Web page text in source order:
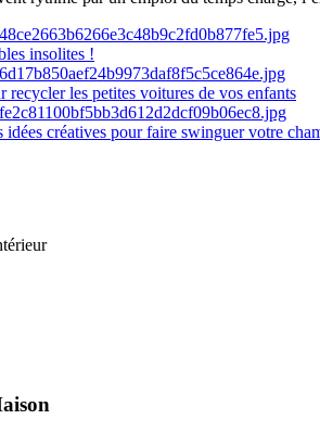
insolites !
recycler les petites voitures de vos enfants
idées créatives pour faire swinguer votre